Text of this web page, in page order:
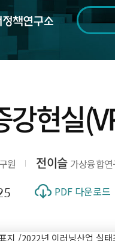
기간 전체
현실
원 전이슬 가상융합
PDF 다운로드